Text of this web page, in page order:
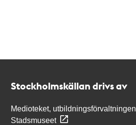
Stockholmskällan drivs av
Medioteket, utbildningsförvaltningen
Stadsmuseet